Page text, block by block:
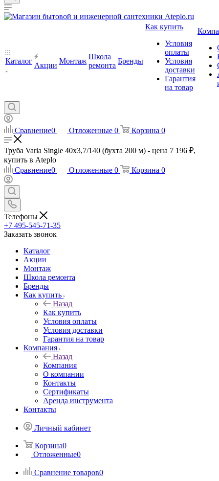
Каталог
Акции
Монтаж
Школа
ремонта
Бренды
Как купить
Условия
оплаты
Условия
доставки
Гарантия
на товар
Сравнение0 Отложенные 0 Корзина 0
Труба Varia Single 40x3,7/140 (бухта 200 м) - цена 7 196 ₽,
купить в Ateplo
Сравнение0 Отложенные 0 Корзина 0
Телефоны
+7 495-545-71-35
Заказать звонок
Каталог
Акции
Монтаж
Школа ремонта
Бренды
Как купить
Назад
Как купить
Условия оплаты
Условия доставки
Гарантия на товар
Компания
Назад
Компания
О компании
Контакты
Сертификаты
Аренда инструмента
Контакты
Личный кабинет
Корзина0
Отложенные0
Сравнение товаров0